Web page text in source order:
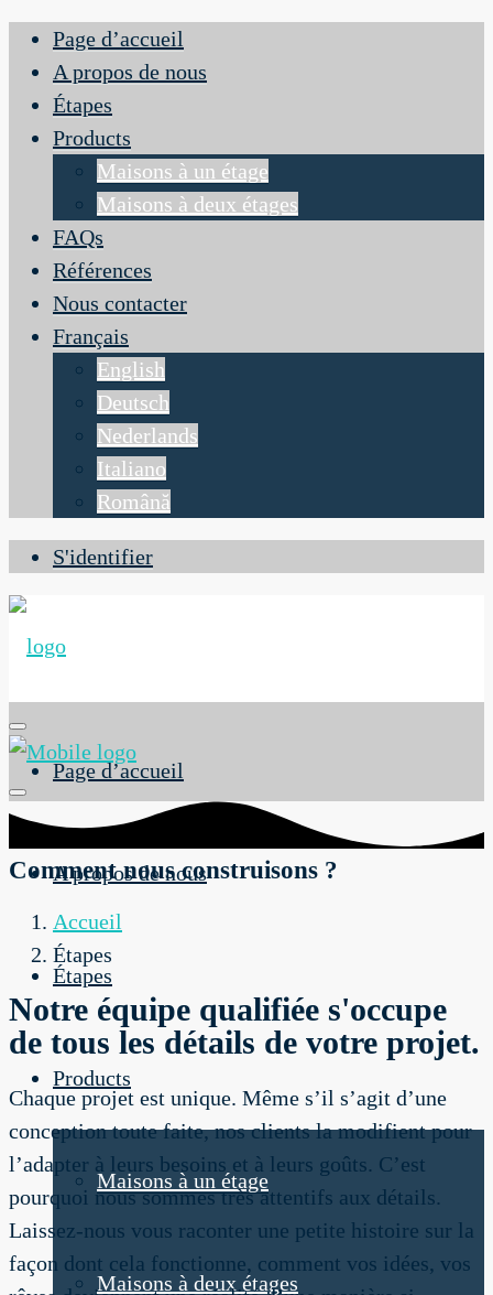
Page d’accueil
A propos de nous
Étapes
Products
Maisons à un étage
Maisons à deux étages
FAQs
Références
Nous contacter
Français
English
Deutsch
Nederlands
Italiano
Română
S'identifier
Page d’accueil
A propos de nous
Étapes
Products
Maisons à un étage
Maisons à deux étages
Comment nous construisons ?
Accueil
Étapes
Notre équipe qualifiée s'occupe
de tous les détails de votre projet.
Chaque projet est unique. Même s’il s’agit d’une
conception toute faite, nos clients la modifient pour
l’adapter à leurs besoins et à leurs goûts. C’est
pourquoi nous sommes très attentifs aux détails.
Laissez-nous vous raconter une petite histoire sur la
façon dont cela fonctionne, comment vos idées, vos